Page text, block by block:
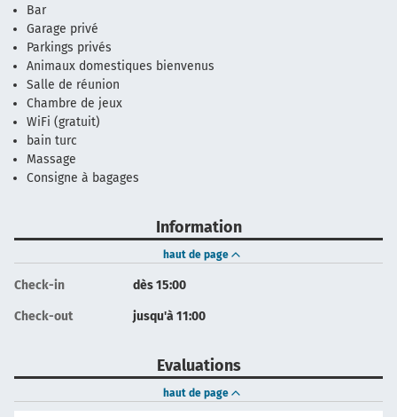
Bar
Garage privé
Parkings privés
Animaux domestiques bienvenus
Salle de réunion
Chambre de jeux
WiFi (gratuit)
bain turc
Massage
Consigne à bagages
Information
haut de page
Check-in dès 15:00
Check-out jusqu'à 11:00
Evaluations
haut de page